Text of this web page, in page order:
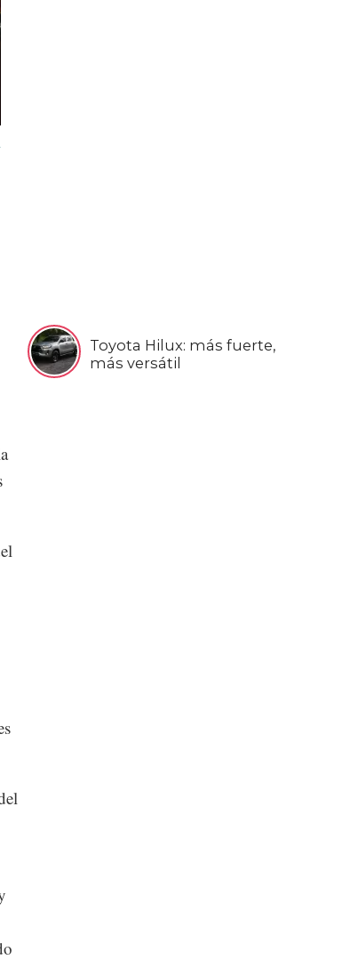
Toyota Hilux: más fuerte,
más versátil